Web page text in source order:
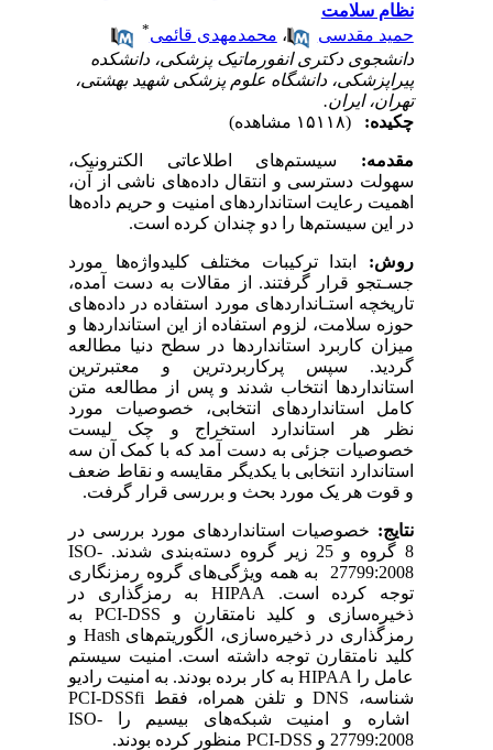
نظام سلامت
حمید مقدسی
،محمدمهدی قائمی
دانشجوی دکتری انفورماتیک پزشکی‌، دانشکده
پیراپزشکی، دانشگاه علوم پزشکی شهید بهشتی،
تهران، ایران.
چکیده:
مقدمه:سیستم‌های اطلاعاتی الکترونیک­،
سهولت دسترسی و انتقال داده‌های ناشی از آن،
اهمیت رعایت استانداردهای امنیت و حریم داده‌ها
در این سیستم‌ها را دو چندان کرده ‌است.
روش: ابتدا ترکیبات مختلف کلیدواژه‌ها مورد
جسـتجو قرار گرفتند. از مقالات به دست آمده،
تاریخچه استـانداردهای مورد استفاده در داده‌های
حوزه سلامت، لزوم استفاده از این استانداردها و
میزان کاربرد استانداردها در سطح دنیا مطالعه
گردید. سپس پرکاربردترین و معتبرترین
استانداردها انتخاب شدند و پس از مطالعه متن
کامل استانداردهای انتخابی، خصوصیات مورد
نظر هر استاندارد استخراج و چک لیست
خصوصیات جزئی به دست آمد که با کمک آن سه
استاندارد انتخابی با یکدیگر مقایسه و نقاط ضعف
و قوت هر یک مورد بحث و بررسی قرار گرفت.
نتایج:خصوصیات استانداردهای مورد بررسی در
ISO-
27799:2008به همه ویژگی‌های گروه رمزنگاری
توجه ‌کرده است.
HIPAAبه رمزگذاری در
ذخیره‌سازی و کلید نامتقارن و
PCI-DSSبه
رمزگذاری در ذخیره‌سازی، الگوریتم‌هایHashو
کلید نامتقارن توجه داشته ‌است. امنیت سیستم‌
عامل را
HIPAAبه کار برده ‌بودند. به امنیت رادیو
شناسه،DNSو تلفن همراه، فقطPCI-DSSfi
اشاره‌ و امنیت شبکه‌های بی­سیم را
ISO-
27799:2008وPCI-DSSمنظور ‌کرده بودند.